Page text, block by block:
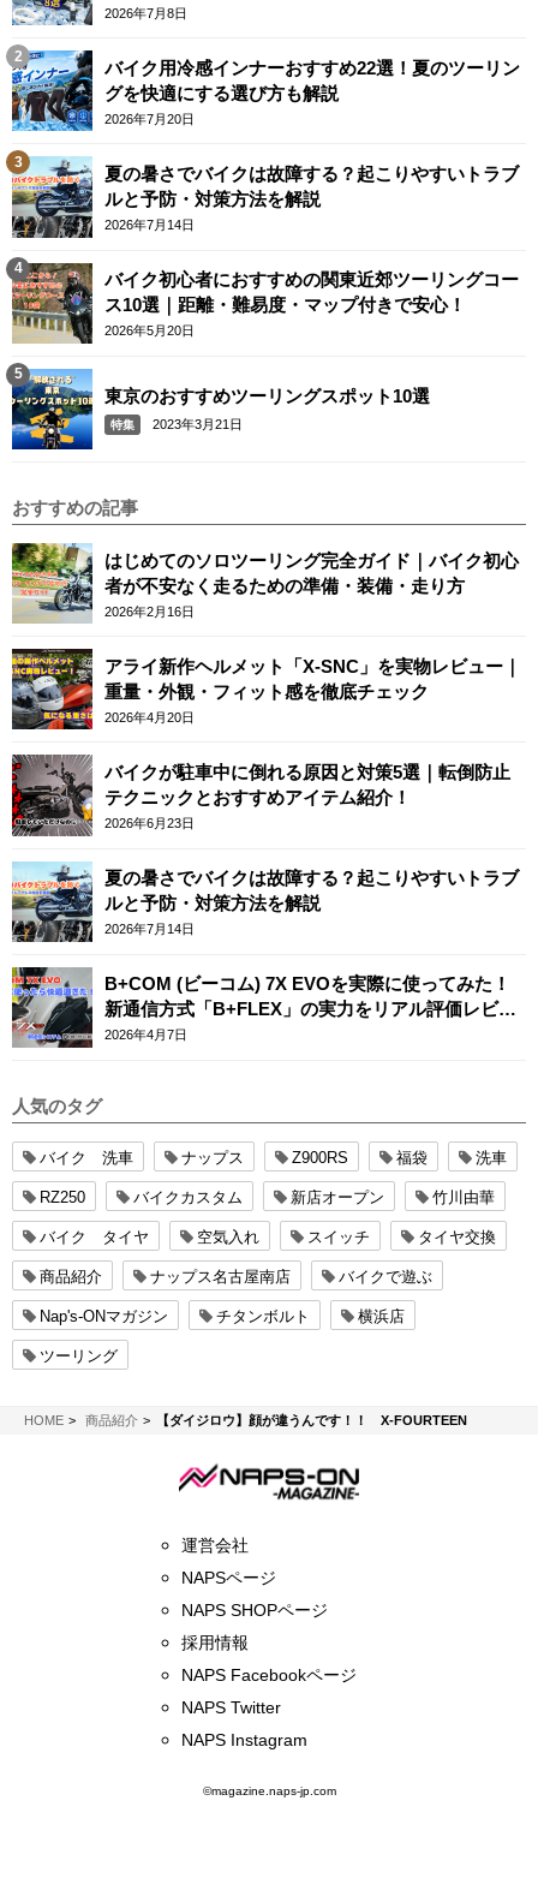
テム
2026年7月8日
バイク用冷感インナーおすすめ22選！夏のツーリン
グを快適にする選び方も解説
2026年7月20日
夏の暑さでバイクは故障する？起こりやすいトラブ
ルと予防・対策方法を解説
2026年7月14日
バイク初心者におすすめの関東近郊ツーリングコー
ス10選｜距離・難易度・マップ付きで安心！
2026年5月20日
東京のおすすめツーリングスポット10選
特集 2023年3月21日
おすすめの記事
はじめてのソロツーリング完全ガイド｜バイク初心
者が不安なく走るための準備・装備・走り方
2026年2月16日
アライ新作ヘルメット「X-SNC」を実物レビュー｜
重量・外観・フィット感を徹底チェック
2026年4月20日
バイクが駐車中に倒れる原因と対策5選｜転倒防止
テクニックとおすすめアイテム紹介！
2026年6月23日
夏の暑さでバイクは故障する？起こりやすいトラブ
ルと予防・対策方法を解説
2026年7月14日
B+COM (ビーコム) 7X EVOを実際に使ってみた！
新通信方式「B+FLEX」の実力をリアル評価レビュ
ー
2026年4月7日
人気のタグ
バイク 洗車 ナップス Z900RS 福袋 洗車
RZ250 バイクカスタム 新店オープン 竹川由華
バイク タイヤ 空気入れ スイッチ タイヤ交換
商品紹介 ナップス名古屋南店 バイクで遊ぶ
Nap's-ONマガジン チタンボルト 横浜店
ツーリング
HOMENAPS-ON マガジン
商品紹介 【ダイジロウ】顔が違うんです！！ X-FOURTEEN
運営会社
NAPSページ
NAPS SHOPページ
採用情報
NAPS Facebookページ
NAPS Twitter
NAPS Instagram
©magazine.naps-jp.com